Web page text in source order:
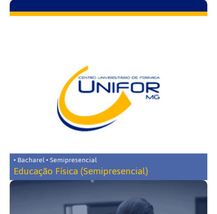
• Bacharel • Semipresencial
Educação Física (Semipresencial)